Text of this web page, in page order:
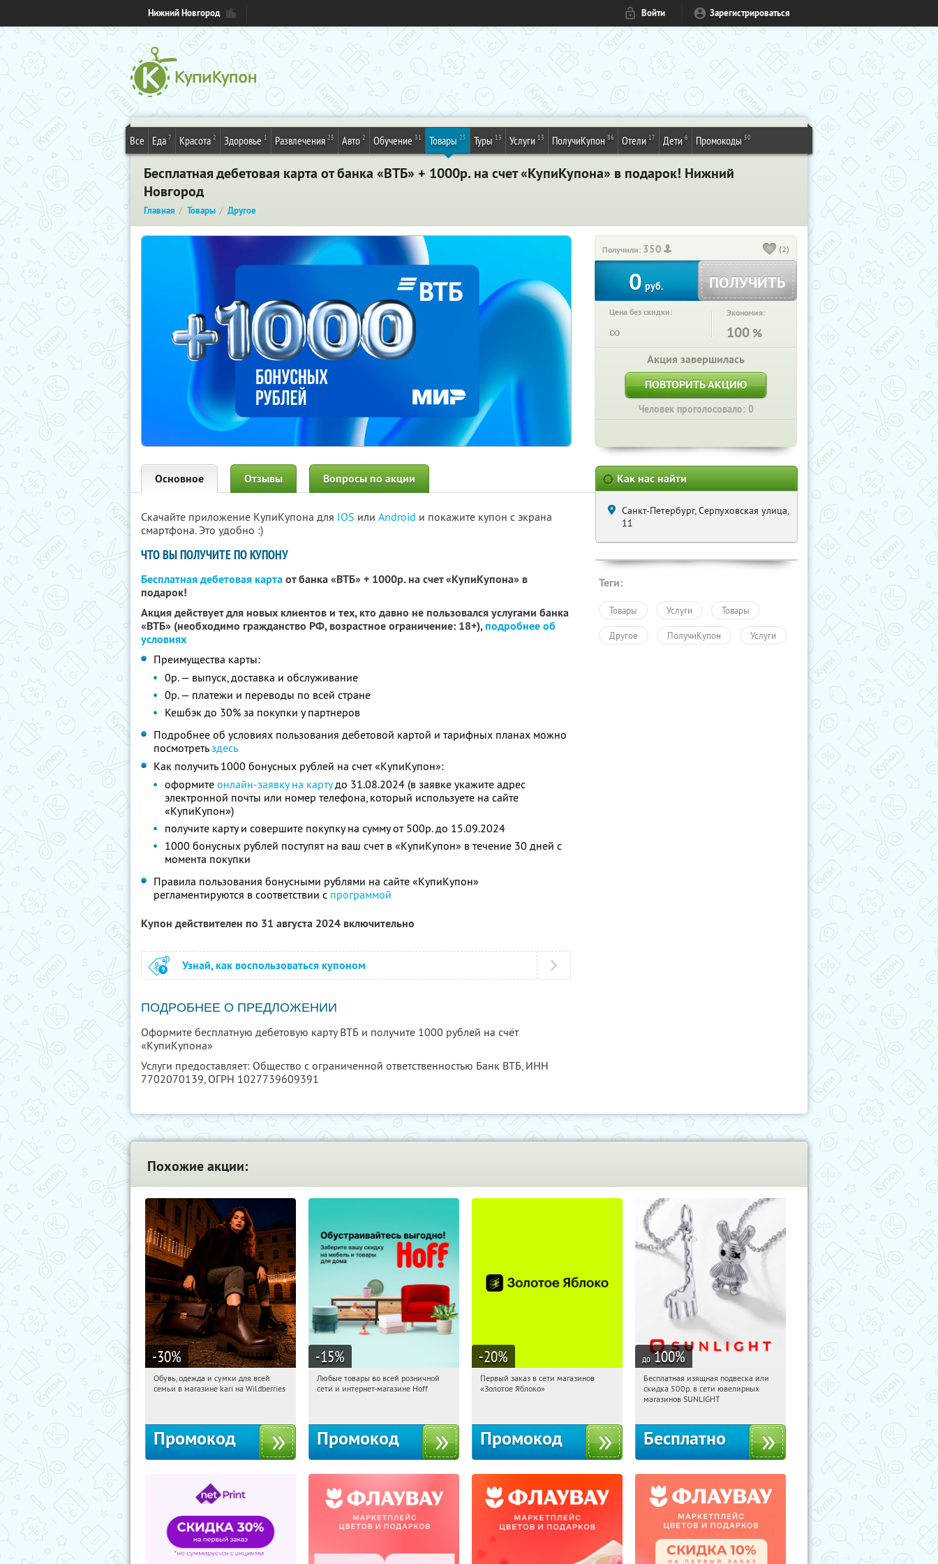
Нижний Новгород Войти Зарегистрироваться
Все Еда 7 Красота 2 Здоровье 1 Развлечения 25 Авто 2 Обучение 31 Товары 25 Туры 13 Услуги 13 ПолучиКупон 86 Отели 17 Дети 6 Промокоды 50
Бесплатная дебетовая карта от банка «ВТБ» + 1000р. на счет «КупиКупона» в подарок! Нижний
Новгород
Главная Товары Другое
Получили: 350 (2)
0 руб. ПОЛУЧИТЬ
Цена без скидки:
∞
Экономия:
100 %
Акция завершилась
ПОВТОРИТЬ АКЦИЮ
Человек проголосовало: 0
Основное Отзывы Вопросы по акции
Скачайте приложение КупиКупона для IOS или Android и покажите купон с экрана
смартфона. Это удобно :)
ЧТО ВЫ ПОЛУЧИТЕ ПО КУПОНУ
Бесплатная дебетовая картаот банка «ВТБ» + 1000р. на счет «КупиКупона» в
подарок!
Акция действует для новых клиентов и тех, кто давно не пользовался услугами банка
«ВТБ» (необходимо гражданство РФ, возрастное ограничение: 18+),подробнее об
условиях
Преимущества карты:
0р. — выпуск, доставка и обслуживание
0р. — платежи и переводы по всей стране
Кешбэк до 30% за покупки у партнеров
Подробнее об условиях пользования дебетовой картой и тарифных планах можно
посмотретьздесь
Как получить 1000 бонусных рублей на счет «КупиКупон»:
оформите онлайн-заявку на картудо 31.08.2024 (в заявке укажите адрес
электронной почты или номер телефона, который используете на сайте
«КупиКупон»)
получите карту и совершите покупку на сумму от 500р. до 15.09.2024
1000 бонусных рублей поступят на ваш счет в «КупиКупон» в течение 30 дней с
момента покупки
Правила пользования бонусными рублями на сайте «КупиКупон»
регламентируются в соответствии с программой
Купон действителен по 31 августа 2024 включительно
Узнай, как воспользоваться купоном
ПОДРОБНЕЕ О ПРЕДЛОЖЕНИИ
Оформите бесплатную дебетовую карту ВТБ и получите 1000 рублей на счёт
«КупиКупона»
Услуги предоставляет: Общество с ограниченной ответственностью Банк ВТБ, ИНН
7702070139, ОГРН 1027739609391
Как нас найти
Санкт-Петербург, Серпуховская улица,
11
Теги:
Товары Услуги Товары
Другое ПолучиКупон Услуги
Похожие акции:
-30%
07:48:56 Получили:
Обувь, одежда и сумки для всей
семьи в магазине kari на Wildberries
Промокод
-15%
07:48:56 Получили:
Любые товары во всей розничной
сети и интернет-магазине Hoff
Промокод
-20%
07:48:56
Получи первым!
Первый заказ в сети магазинов
«Золотое Яблоко»
Промокод
до 100%
07:48:56 Получили:
Россия
Бесплатная изящная подвеска или
скидка 500р. в сети ювелирных
магазинов SUNLIGHT
Бесплатно